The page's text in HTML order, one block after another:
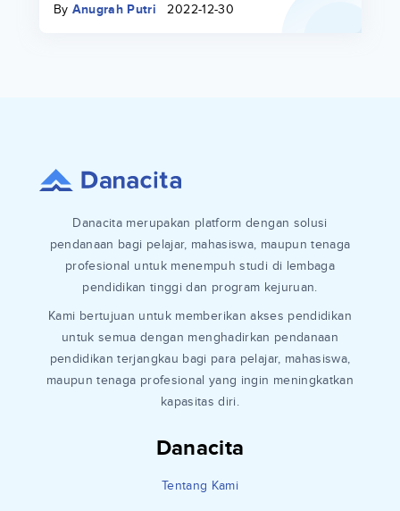
By Anugrah Putri 2022-12-30
Danacita
Tentang Kami
Danacita merupakan platform dengan solusi
pendanaan bagi pelajar, mahasiswa, maupun tenaga
profesional untuk menempuh studi di lembaga
pendidikan tinggi dan program kejuruan.
Kami bertujuan untuk memberikan akses pendidikan
untuk semua dengan menghadirkan pendanaan
pendidikan terjangkau bagi para pelajar, mahasiswa,
maupun tenaga profesional yang ingin meningkatkan
kapasitas diri.